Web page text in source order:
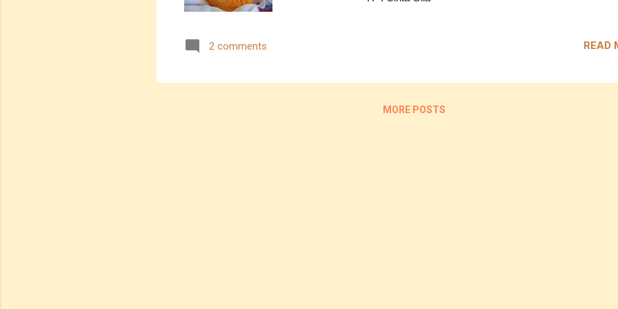
2 comments READ
MORE POSTS